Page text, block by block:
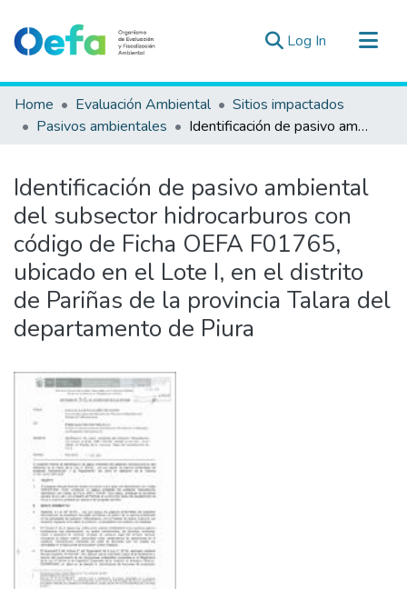
Log In (current)
Communities & Collections
All of DSpace
Estad. Externas
Guias ▾
Home Evaluación Ambiental
Sitios impactados
Pasivos ambientales
Identificación de pasivo ambiental del subsector hidrocarburos con código de Ficha OEFA F01765, ubicado en el Lote I, en el distrito de Pariñas de la provincia Talara del departamento de Piura
Identificación de pasivo ambiental
del subsector hidrocarburos con
código de Ficha OEFA F01765,
ubicado en el Lote I, en el distrito
de Pariñas de la provincia Talara del
departamento de Piura